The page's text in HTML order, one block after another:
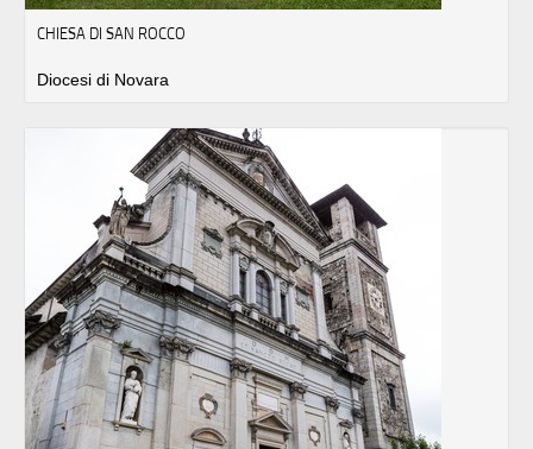
CHIESA DI SAN ROCCO
Diocesi di Novara